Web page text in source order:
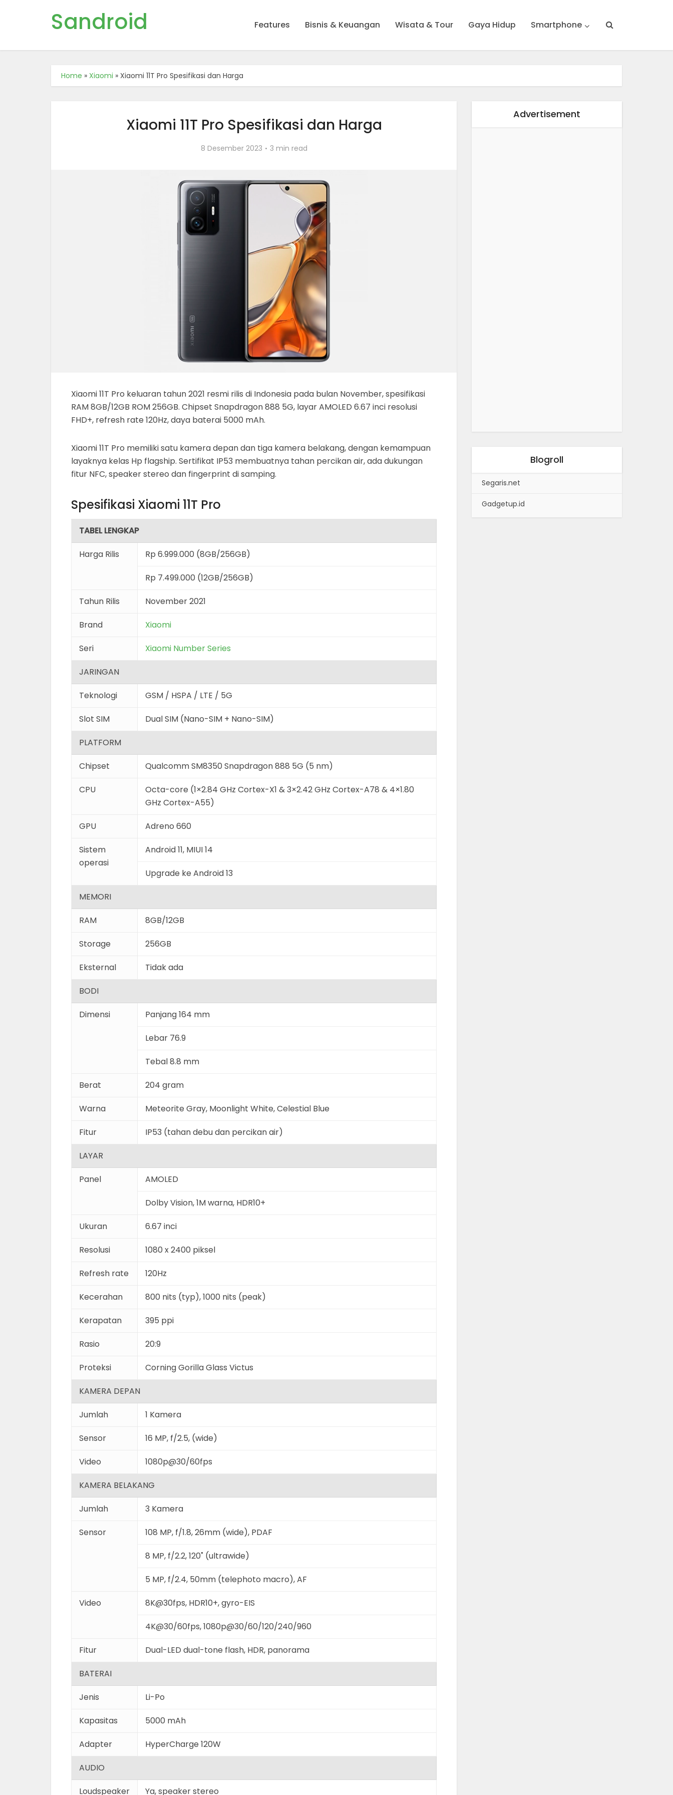
Sandroid Features Bisnis & Keuangan Wisata & Tour Gaya Hidup Smartphone
Home » Xiaomi » Xiaomi 11T Pro Spesifikasi dan Harga
Xiaomi 11T Pro Spesifikasi dan Harga
8 Desember 2023 3 min read
Xiaomi 11T Pro keluaran tahun 2021 resmi rilis di Indonesia pada bulan November, spesifikasi
RAM 8GB/12GB ROM 256GB. Chipset Snapdragon 888 5G, layar AMOLED 6.67 inci resolusi
FHD+, refresh rate 120Hz, daya baterai 5000 mAh.
Xiaomi 11T Pro memiliki satu kamera depan dan tiga kamera belakang, dengan kemampuan
layaknya kelas Hp flagship. Sertifikat IP53 membuatnya tahan percikan air, ada dukungan
fitur NFC, speaker stereo dan fingerprint di samping.
Spesifikasi Xiaomi 11T Pro
TABEL LENGKAP
Harga Rilis Rp 6.999.000 (8GB/256GB)
Rp 7.499.000 (12GB/256GB)
Tahun Rilis November 2021
Brand Xiaomi
Seri Xiaomi Number Series
JARINGAN
Teknologi GSM / HSPA / LTE / 5G
Slot SIM Dual SIM (Nano-SIM + Nano-SIM)
PLATFORM
Chipset Qualcomm SM8350 Snapdragon 888 5G (5 nm)
CPU
Octa-core (1×2.84 GHz Cortex-X1 & 3×2.42 GHz Cortex-A78 & 4×1.80
GHz Cortex-A55)
GPU Adreno 660
Sistem
operasi
Android 11, MIUI 14
Upgrade ke Android 13
MEMORI
RAM 8GB/12GB
Storage 256GB
Eksternal Tidak ada
BODI
Dimensi Panjang 164 mm
Lebar 76.9
Tebal 8.8 mm
Berat 204 gram
Warna Meteorite Gray, Moonlight White, Celestial Blue
Fitur IP53 (tahan debu dan percikan air)
LAYAR
Panel AMOLED
Dolby Vision, 1M warna, HDR10+
Ukuran 6.67 inci
Resolusi 1080 x 2400 piksel
Refresh rate 120Hz
Kecerahan 800 nits (typ), 1000 nits (peak)
Kerapatan 395 ppi
Rasio 20:9
Proteksi Corning Gorilla Glass Victus
KAMERA DEPAN
Jumlah 1 Kamera
Sensor 16 MP, f/2.5, (wide)
Video 1080p@30/60fps
KAMERA BELAKANG
Jumlah 3 Kamera
Sensor 108 MP, f/1.8, 26mm (wide), PDAF
8 MP, f/2.2, 120˚ (ultrawide)
5 MP, f/2.4, 50mm (telephoto macro), AF
Video 8K@30fps, HDR10+, gyro-EIS
4K@30/60fps, 1080p@30/60/120/240/960
Fitur Dual-LED dual-tone flash, HDR, panorama
BATERAI
Jenis Li-Po
Kapasitas 5000 mAh
Adapter HyperCharge 120W
AUDIO
Loudspeaker Ya, speaker stereo
Advertisement
Blogroll
Segaris.net
Gadgetup.id